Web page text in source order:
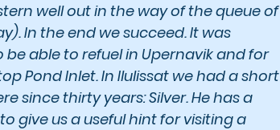
well out in the way of the queue of
In the end we succeed. It was
able to refuel in Upernavik and for
Pond Inlet. In Ilulissat we had a short
since thirty years: Silver. He has a
give us a useful hint for visiting a